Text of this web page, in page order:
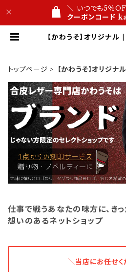
＼ いつでも5％
クーポンコード
【かわうそ】オリジナル | 【公式】ネット
トップページ
【かわうそ】オリジナル
仕事で戦うあなたの味方に、き
想いのあるネットショップ
＼当店にお任せく